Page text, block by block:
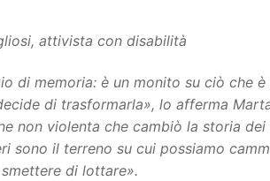
attivista con disabilità
di memoria: è un monito su ciò che
di trasformarla», lo afferma
non violenta che cambiò la storia
sono il terreno su cui possiamo
di lottare».